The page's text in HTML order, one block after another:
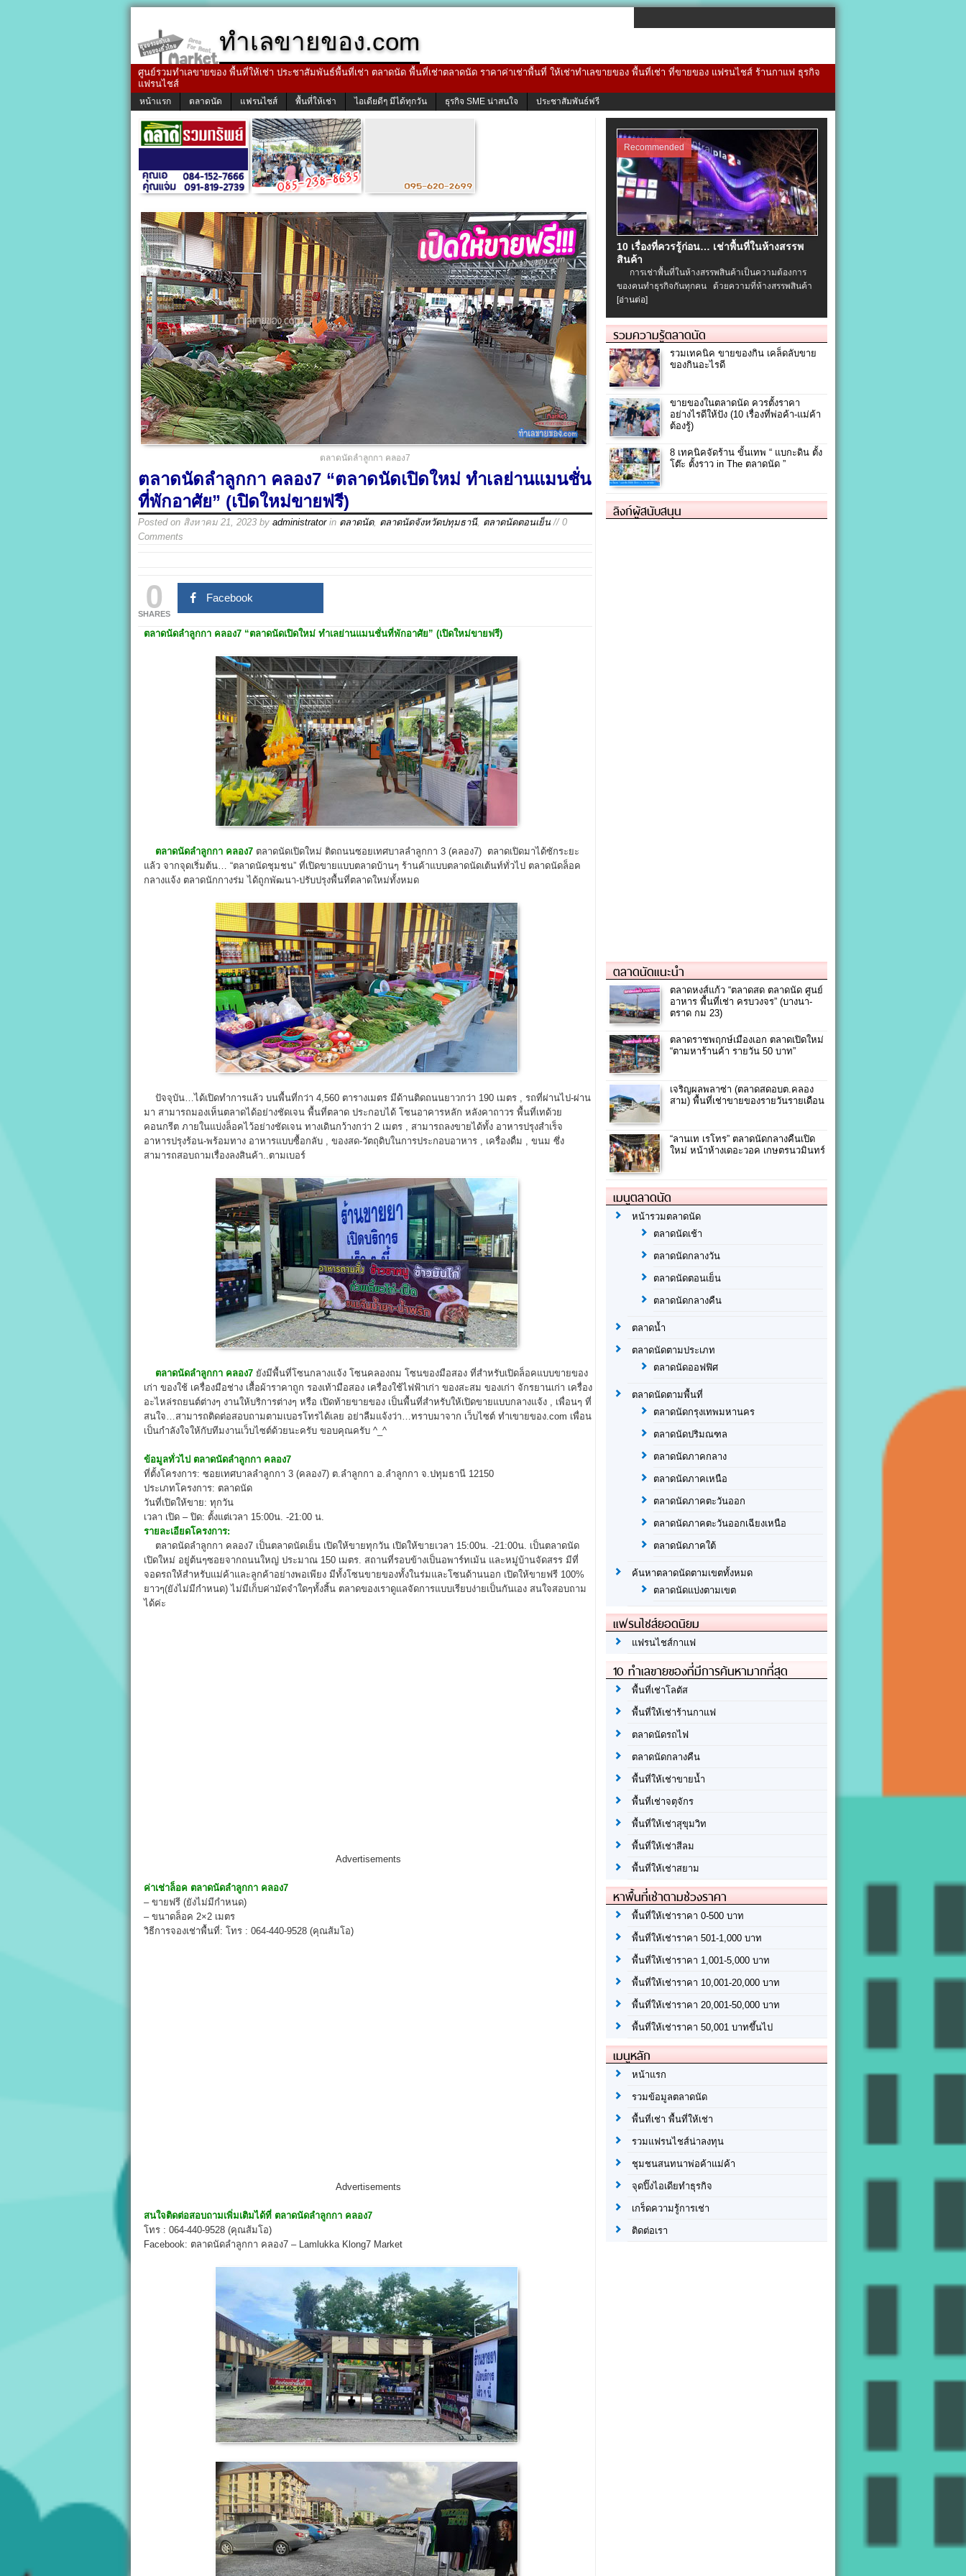
ทำเลขายของ.com
ศูนย์รวมทำเลขายของ พื้นที่ให้เช่า ประชาสัมพันธ์พื้นที่เช่า ตลาดนัด พื้นที่เช่าตลาดนัด ราคาค่าเช่าพื้นที่ ให้เช่าทำเลขายของ พื้นที่เช่า ที่ขายของ แฟรนไชส์ ร้านกาแฟ ธุรกิจ
แฟรนไชส์
หน้าแรก ตลาดนัด แฟรนไชส์ พื้นที่ให้เช่า ไอเดียดีๆ มีได้ทุกวัน ธุรกิจ SME น่าสนใจ ประชาสัมพันธ์ฟรี
ตลาดนัดลำลูกกา คลอง7
ตลาดนัดลำลูกกา คลอง7 “ตลาดนัดเปิดใหม่ ทำเลย่านแมนชั่น
ที่พักอาศัย” (เปิดใหม่ขายฟรี)
Posted on สิงหาคม 21, 2023 by administratorin ตลาดนัด, ตลาดนัดจังหวัดปทุมธานี, ตลาดนัดตอนเย็น // 0
Comments
0
SHARES
Facebook
ตลาดนัดลำลูกกา คลอง7 “ตลาดนัดเปิดใหม่ ทำเลย่านแมนชั่นที่พักอาศัย” (เปิดใหม่ขายฟรี)
ตลาดนัดลำลูกกา คลอง7 ตลาดนัดเปิดใหม่ ติดถนนซอยเทศบาลลำลูกกา 3 (คลอง7) ตลาดเปิดมาได้ซักระยะ
แล้ว จากจุดเริ่มต้น… “ตลาดนัดชุมชน” ที่เปิดขายแบบตลาดบ้านๆ ร้านค้าแบบตลาดนัดเต้นท์ทั่วไป ตลาดนัดล็อค
กลางแจ้ง ตลาดนักกางร่ม ได้ถูกพัฒนา-ปรับปรุงพื้นที่ตลาดใหม่ทั้งหมด
ปัจจุบัน…ได้เปิดทำการแล้ว บนพื้นที่กว่า 4,560 ตารางเมตร มีด้านติดถนนยาวกว่า 190 เมตร , รถที่ผ่านไป-ผ่าน
มา สามารถมองเห็นตลาดได้อย่างชัดเจน พื้นที่ตลาด ประกอบได้ โซนอาคารหลัก หลังคาถาวร พื้นที่เทด้วย
คอนกรีต ภายในแบ่งล็อคไว้อย่างชัดเจน ทางเดินกว้างกว่า 2 เมตร , สามารถลงขายได้ทั้ง อาหารปรุงสำเร็จ
อาหารปรุงร้อน-พร้อมทาง อาหารแบบซื้อกลับ , ของสด-วัตถุดิบในการประกอบอาหาร , เครื่องดื่ม , ขนม ซึ่ง
สามารถสอบถามเรื่องลงสินค้า..ตามเบอร์
ตลาดนัดลำลูกกา คลอง7 ยังมีพื้นที่โซนกลางแจ้ง โซนคลองถม โซนของมือสอง ที่สำหรับเปิดล็อคแบบขายของ
เก่า ของใช้ เครื่องมือช่าง เสื้อผ้าราคาถูก รองเท้ามือสอง เครื่องใช้ไฟฟ้าเก่า ของสะสม ของเก่า จักรยานเก่า เครื่อง
อะไหล่รถยนต์ต่างๆ งานให้บริการต่างๆ หรือ เปิดท้ายขายของ เป็นพื้นที่สำหรับให้เปิดขายแบบกลางแจ้ง , เพื่อนๆ ที่
สนใจ…สามารถติดต่อสอบถามตามเบอรโทรได้เลย อย่าลืมแจ้งว่า…ทราบมาจาก เว็บไซต์ ทำเขายของ.com เพื่อน
เป็นกำลังใจให้กับทีมงานเว็บไซต์ด้วยนะครับ ขอบคุณครับ ^_^
ข้อมูลทั่วไป ตลาดนัดลำลูกกา คลอง7
ที่ตั้งโครงการ: ซอยเทศบาลลำลูกกา 3 (คลอง7) ต.ลำลูกกา อ.ลำลูกกา จ.ปทุมธานี 12150
ประเภทโครงการ: ตลาดนัด
วันที่เปิดให้ขาย: ทุกวัน
เวลา เปิด – ปิด: ตั้งแต่เวลา 15:00น. -21:00 น.
รายละเอียดโครงการ:
ตลาดนัดลำลูกกา คลอง7 เป็นตลาดนัดเย็น เปิดให้ขายทุกวัน เปิดให้ขายเวลา 15:00น. -21:00น. เป็นตลาดนัด
เปิดใหม่ อยู่ต้นๆซอยจากถนนใหญ่ ประมาณ 150 เมตร. สถานที่รอบข้างเป็นอพาร์ทเม้น และหมู่บ้านจัดสรร มีที่
จอดรถให้สำหรับแม่ค้าและลูกค้าอย่างพอเพียง มีทั้งโซนขายของทั้งในร่มและโซนด้านนอก เปิดให้ขายฟรี 100%
ยาวๆ(ยังไม่มีกำหนด) ไม่มีเก็บค่ามัดจำใดๆทั้งสิ้น ตลาดของเราดูแลจัดการแบบเรียบง่ายเป็นกันเอง สนใจสอบถาม
ได้ค่ะ
Advertisements
ค่าเช่าล็อค ตลาดนัดลำลูกกา คลอง7
– ขายฟรี (ยังไม่มีกำหนด)
– ขนาดล็อค 2×2 เมตร
วิธีการจองเช่าพื้นที่: โทร : 064-440-9528 (คุณส้มโอ)
Advertisements
สนใจติดต่อสอบถามเพิ่มเติมได้ที่ ตลาดนัดลำลูกกา คลอง7
โทร : 064-440-9528 (คุณส้มโอ)
Facebook: ตลาดนัดลำลูกกา คลอง7 – Lamlukka Klong7 Market
Recommended
10 เรื่องที่ควรรู้ก่อน… เช่าพื้นที่ในห้างสรรพ
สินค้า
การเช่าพื้นที่ในห้างสรรพสินค้าเป็นความต้องการ
ของคนทำธุรกิจกันทุกคน ด้วยความที่ห้างสรรพสินค้า
[อ่านต่อ]
รวมความรู้ตลาดนัด
รวมเทคนิค ขายของกิน เคล็ดลับขาย
ของกินอะไรดี
ขายของในตลาดนัด ควรตั้งราคา
อย่างไรดีให้ปัง (10 เรื่องที่พ่อค้า-แม่ค้า
ต้องรู้)
8 เทคนิคจัดร้าน ขั้นเทพ “ แบกะดิน ตั้ง
โต๊ะ ตั้งราว in The ตลาดนัด ”
ลิงก์ผู้สนับสนุน
ตลาดนัดแนะนำ
ตลาดหงส์แก้ว “ตลาดสด ตลาดนัด ศูนย์
อาหาร พื้นที่เช่า ครบวงจร” (บางนา-
ตราด กม 23)
ตลาดราชพฤกษ์เมืองเอก ตลาดเปิดใหม่
“ตามหาร้านค้า รายวัน 50 บาท”
เจริญผลพลาซ่า (ตลาดสดอบต.คลอง
สาม) พื้นที่เช่าขายของรายวันรายเดือน
“ลานเท เรโทร” ตลาดนัดกลางคืนเปิด
ใหม่ หน้าห้างเดอะวอค เกษตรนวมินทร์
เมนูตลาดนัด
หน้ารวมตลาดนัด
ตลาดนัดเช้า
ตลาดนัดกลางวัน
ตลาดนัดตอนเย็น
ตลาดนัดกลางคืน
ตลาดน้ำ
ตลาดนัดตามประเภท
ตลาดนัดออฟฟิศ
ตลาดนัดตามพื้นที่
ตลาดนัดกรุงเทพมหานคร
ตลาดนัดปริมณฑล
ตลาดนัดภาคกลาง
ตลาดนัดภาคเหนือ
ตลาดนัดภาคตะวันออก
ตลาดนัดภาคตะวันออกเฉียงเหนือ
ตลาดนัดภาคใต้
ค้นหาตลาดนัดตามเขตทั้งหมด
ตลาดนัดแบ่งตามเขต
แฟรนไชส์ยอดนิยม
แฟรนไชส์กาแฟ
10 ทำเลขายของที่มีการค้นหามากที่สุด
พื้นที่เช่าโลตัส
พื้นที่ให้เช่าร้านกาแฟ
ตลาดนัดรถไฟ
ตลาดนัดกลางคืน
พื้นที่ให้เช่าขายน้ำ
พื้นที่เช่าจตุจักร
พื้นที่ให้เช่าสุขุมวิท
พื้นที่ให้เช่าสีลม
พื้นที่ให้เช่าสยาม
หาพื้นที่เช่าตามช่วงราคา
พื้นที่ให้เช่าราคา 0-500 บาท
พื้นที่ให้เช่าราคา 501-1,000 บาท
พื้นที่ให้เช่าราคา 1,001-5,000 บาท
พื้นที่ให้เช่าราคา 10,001-20,000 บาท
พื้นที่ให้เช่าราคา 20,001-50,000 บาท
พื้นที่ให้เช่าราคา 50,001 บาทขึ้นไป
เมนูหลัก
หน้าแรก
รวมข้อมูลตลาดนัด
พื้นที่เช่า พื้นที่ให้เช่า
รวมแฟรนไชส์น่าลงทุน
ชุมชนสนทนาพ่อค้าแม่ค้า
จุดปิ๊งไอเดียทำธุรกิจ
เกร็ดความรู้การเช่า
ติดต่อเรา